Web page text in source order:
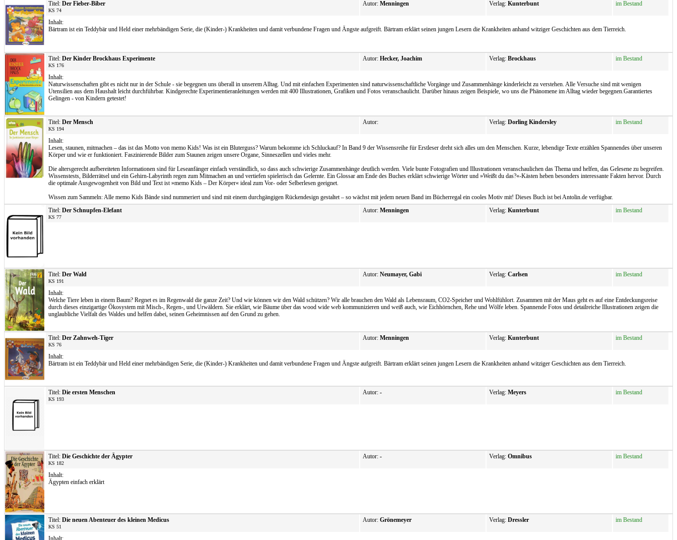
Titel: Der Fieber-Biber
KS 74
Autor: Menningen Verlag: Kunterbunt im Bestand
Inhalt:
Bärtram ist ein Teddybär und Held einer mehrbändigen Serie, die (Kinder-) Krankheiten und damit verbundene Fragen und Ängste aufgreift. Bärtram erklärt seinen jungen Lesern die Krankheiten anhand witziger Geschichten aus dem Tierreich.
Titel: Der Kinder Brockhaus Experimente
KS 176
Autor: Hecker, Joachim Verlag: Brockhaus im Bestand
Inhalt:
Naturwissenschaften gibt es nicht nur in der Schule - sie begegnen uns überall in unserem Alltag. Und mit einfachen Experimenten sind naturwissenschaftliche Vorgänge und Zusammenhänge kinderleicht zu verstehen. Alle Versuche sind mit wenigen
Utensilien aus dem Haushalt leicht durchführbar. Kindgerechte Experimentieranleitungen werden mit 400 Illustrationen, Grafiken und Fotos veranschaulicht. Darüber hinaus zeigen Beispiele, wo uns die Phänomene im Alltag wieder begegnen.Garantiertes
Gelingen - von Kindern getestet!
Titel: Der Mensch
KS 194
Autor: Verlag: Dorling Kindersley im Bestand
Inhalt:
Lesen, staunen, mitmachen – das ist das Motto von memo Kids! Was ist ein Bluterguss? Warum bekomme ich Schluckauf? In Band 9 der Wissensreihe für Erstleser dreht sich alles um den Menschen. Kurze, lebendige Texte erzählen Spannendes über unseren
Körper und wie er funktioniert. Faszinierende Bilder zum Staunen zeigen unsere Organe, Sinneszellen und vieles mehr.
Die altersgerecht aufbereiteten Informationen sind für Leseanfänger einfach verständlich, so dass auch schwierige Zusammenhänge deutlich werden. Viele bunte Fotografien und Illustrationen veranschaulichen das Thema und helfen, das Gelesene zu begreifen.
Wissenstests, Bilderrätsel und ein Gehirn-Labyrinth regen zum Mitmachen an und vertiefen spielerisch das Gelernte. Ein Glossar am Ende des Buches erklärt schwierige Wörter und »Weißt du das?«-Kästen heben besonders interessante Fakten hervor. Durch
die optimale Ausgewogenheit von Bild und Text ist »memo Kids – Der Körper« ideal zum Vor- oder Selberlesen geeignet.
Wissen zum Sammeln: Alle memo Kids Bände sind nummeriert und sind mit einem durchgängigen Rückendesign gestaltet – so wächst mit jedem neuen Band im Bücherregal ein cooles Motiv mit! Dieses Buch ist bei Antolin.de verfügbar.
Titel: Der Schnupfen-Elefant
KS 77
Autor: Menningen Verlag: Kunterbunt im Bestand
Titel: Der Wald
KS 191
Autor: Neumayer, Gabi Verlag: Carlsen im Bestand
Inhalt:
Welche Tiere leben in einem Baum? Regnet es im Regenwald die ganze Zeit? Und wie können wir den Wald schützen? Wir alle brauchen den Wald als Lebensraum, CO2-Speicher und Wohlfühlort. Zusammen mit der Maus geht es auf eine Entdeckungsreise
durch dieses einzigartige Ökosystem mit Misch-, Regen-, und Urwäldern. Sie erklärt, wie Bäume über das wood wide web kommunizieren und weiß auch, wie Eichhörnchen, Rehe und Wölfe leben. Spannende Fotos und detailreiche Illustrationen zeigen die
unglaubliche Vielfalt des Waldes und helfen dabei, seinen Geheimnissen auf den Grund zu gehen.
Titel: Der Zahnweh-Tiger
KS 76
Autor: Menningen Verlag: Kunterbunt im Bestand
Inhalt:
Bärtram ist ein Teddybär und Held einer mehrbändigen Serie, die (Kinder-) Krankheiten und damit verbundene Fragen und Ängste aufgreift. Bärtram erklärt seinen jungen Lesern die Krankheiten anhand witziger Geschichten aus dem Tierreich.
Titel: Die ersten Menschen
KS 193
Autor: - Verlag: Meyers im Bestand
Titel: Die Geschichte der Ägypter
KS 182
Autor: - Verlag: Omnibus im Bestand
Inhalt:
Ägypten einfach erklärt
Titel: Die neuen Abenteuer des kleinen Medicus
KS 51
Autor: Grönemeyer Verlag: Dressler im Bestand